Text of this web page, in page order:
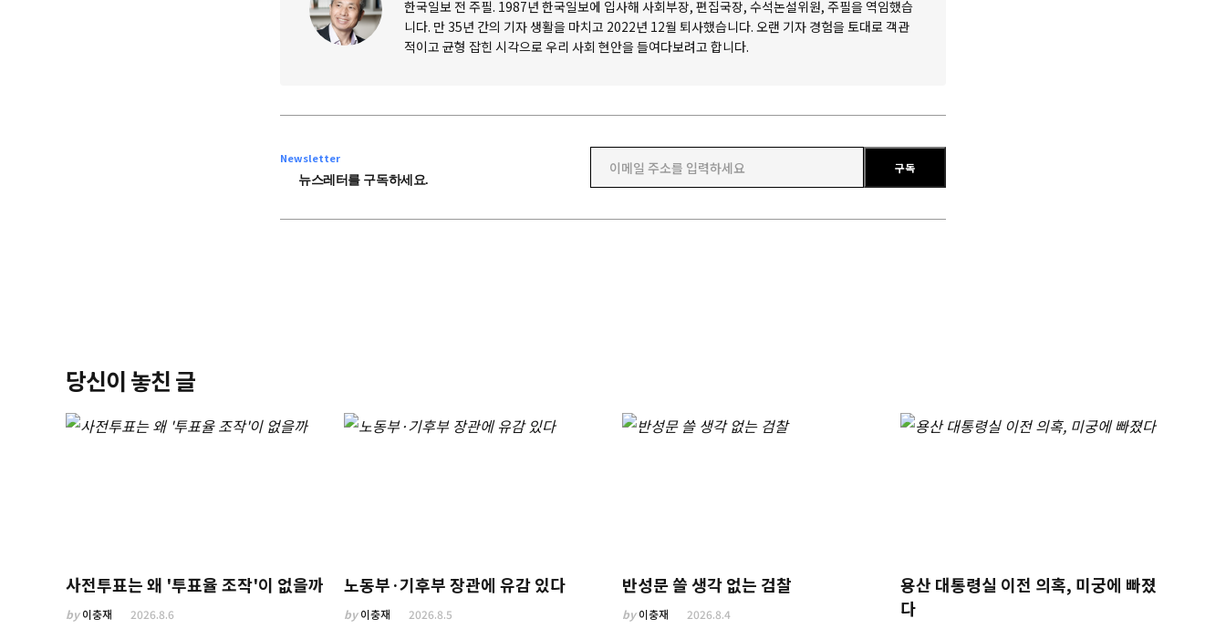
한국일보 전 주필. 1987년 한국일보에 입사해 사회부장, 편집국장, 수석논설위원, 주필을 역임했습
니다. 만 35년 간의 기자 생활을 마치고 2022년 12월 퇴사했습니다. 오랜 기자 경험을 토대로 객관
적이고 균형 잡힌 시각으로 우리 사회 현안을 들여다보려고 합니다.
Newsletter
뉴스레터를 구독하세요. 이메일 주소를 입력하세요
구독
당신이 놓친 글
사전투표는 왜 '투표율 조작'이 없을까
by이충재 2026.8.6
노동부·기후부 장관에 유감 있다
by이충재 2026.8.5
반성문 쓸 생각 없는 검찰
by이충재 2026.8.4
용산 대통령실 이전 의혹, 미궁에 빠졌
다